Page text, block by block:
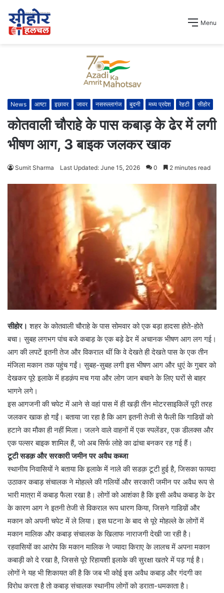
Menu
News आष्टा इछावर जावर नसरुल्लागंज बुदनी मध्य प्रदेश रेहटी सीहोर
कोतवाली चौराहे के पास कबाड़ के ढेर में लगी
भीषण आग, 3 बाइक जलकर खाक
Sumit Sharma Last Updated: June 15, 2026 0 2 minutes read
सीहोर। शहर के कोतवाली चौराहे के पास सोमवार को एक बड़ा हादसा होते-होते
बचा। सुबह लगभग पांच बजे कबाड़ के एक बड़े ढेर में अचानक भीषण आग लग गई।
आग की लपटें इतनी तेज और विकराल थीं कि वे देखते ही देखते पास के एक तीन
मंजिला मकान तक पहुंच गईं। सुबह-सुबह लगी इस भीषण आग और धुएं के गुबार को
देखकर पूरे इलाके में हडक़ंप मच गया और लोग जान बचाने के लिए घरों से बाहर
भागने लगे।
इस आगजनी की चपेट में आने से वहां पास में ही खड़ी तीन मोटरसाइकिलें पूरी तरह
जलकर खाक हो गईं। बताया जा रहा है कि आग इतनी तेजी से फैली कि गाडिय़ों को
हटाने का मौका ही नहीं मिला। जलने वाले वाहनों में एक स्पलेंडर, एक डीलक्स और
एक पल्सर बाइक शामिल हैं, जो अब सिर्फ लोहे का ढांचा बनकर रह गई हैं।
टूटी सडक़ और सरकारी जमीन पर अवैध कब्जा
स्थानीय निवासियों ने बताया कि इलाके में नाले की सडक़ टूटी हुई है, जिसका फायदा
उठाकर कबाड़ संचालक ने मोहल्ले की गलियों और सरकारी जमीन पर अवैध रूप से
भारी मात्रा में कबाड़ फैला रखा है। लोगों को आशंका है कि इसी अवैध कबाड़ के ढेर
के कारण आग ने इतनी तेजी से विकराल रूप धारण किया, जिसने गाडिय़ों और
मकान को अपनी चपेट में ले लिया। इस घटना के बाद से पूरे मोहल्ले के लोगों में
मकान मालिक और कबाड़ संचालक के खिलाफ नाराजगी देखी जा रही है।
रहवासियों का आरोप कि मकान मालिक ने ज्यादा किराए के लालच में अपना मकान
कबाड़ी को दे रखा है, जिससे पूरे रिहायशी इलाके की सुरक्षा खतरे में पड़ गई है।
लोगों ने यह भी शिकायत की है कि जब भी कोई इस अवैध कबाड़ और गंदगी का
विरोध करता है तो कबाड़ संचालक स्थानीय लोगों को डराता-धमकाता है।